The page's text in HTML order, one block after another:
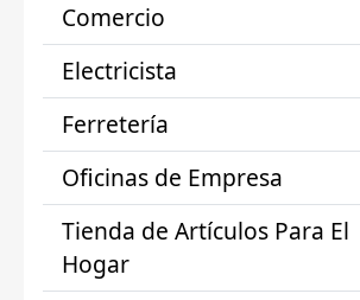
Comercio
Electricista
Ferretería
Oficinas de Empresa
Tienda de Artículos Para El
Hogar